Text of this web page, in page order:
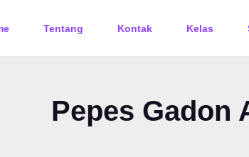
Tentang Kontak Kelas
Pepes Gadon